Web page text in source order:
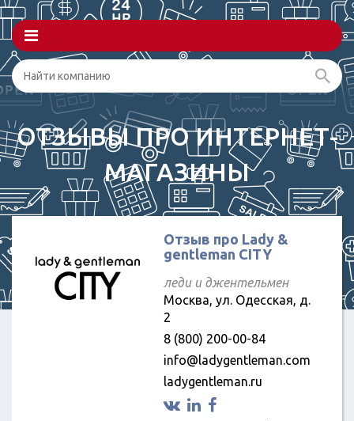
ОТЗЫВЫ ПРО ИНТЕРНЕТ-
МАГАЗИНЫ
Отзыв про Lady &
gentleman CITY
леди и джентельмен
Москва, ул. Одесская, д.
2
8 (800) 200-00-84
info@ladygentleman.com
ladygentleman.ru